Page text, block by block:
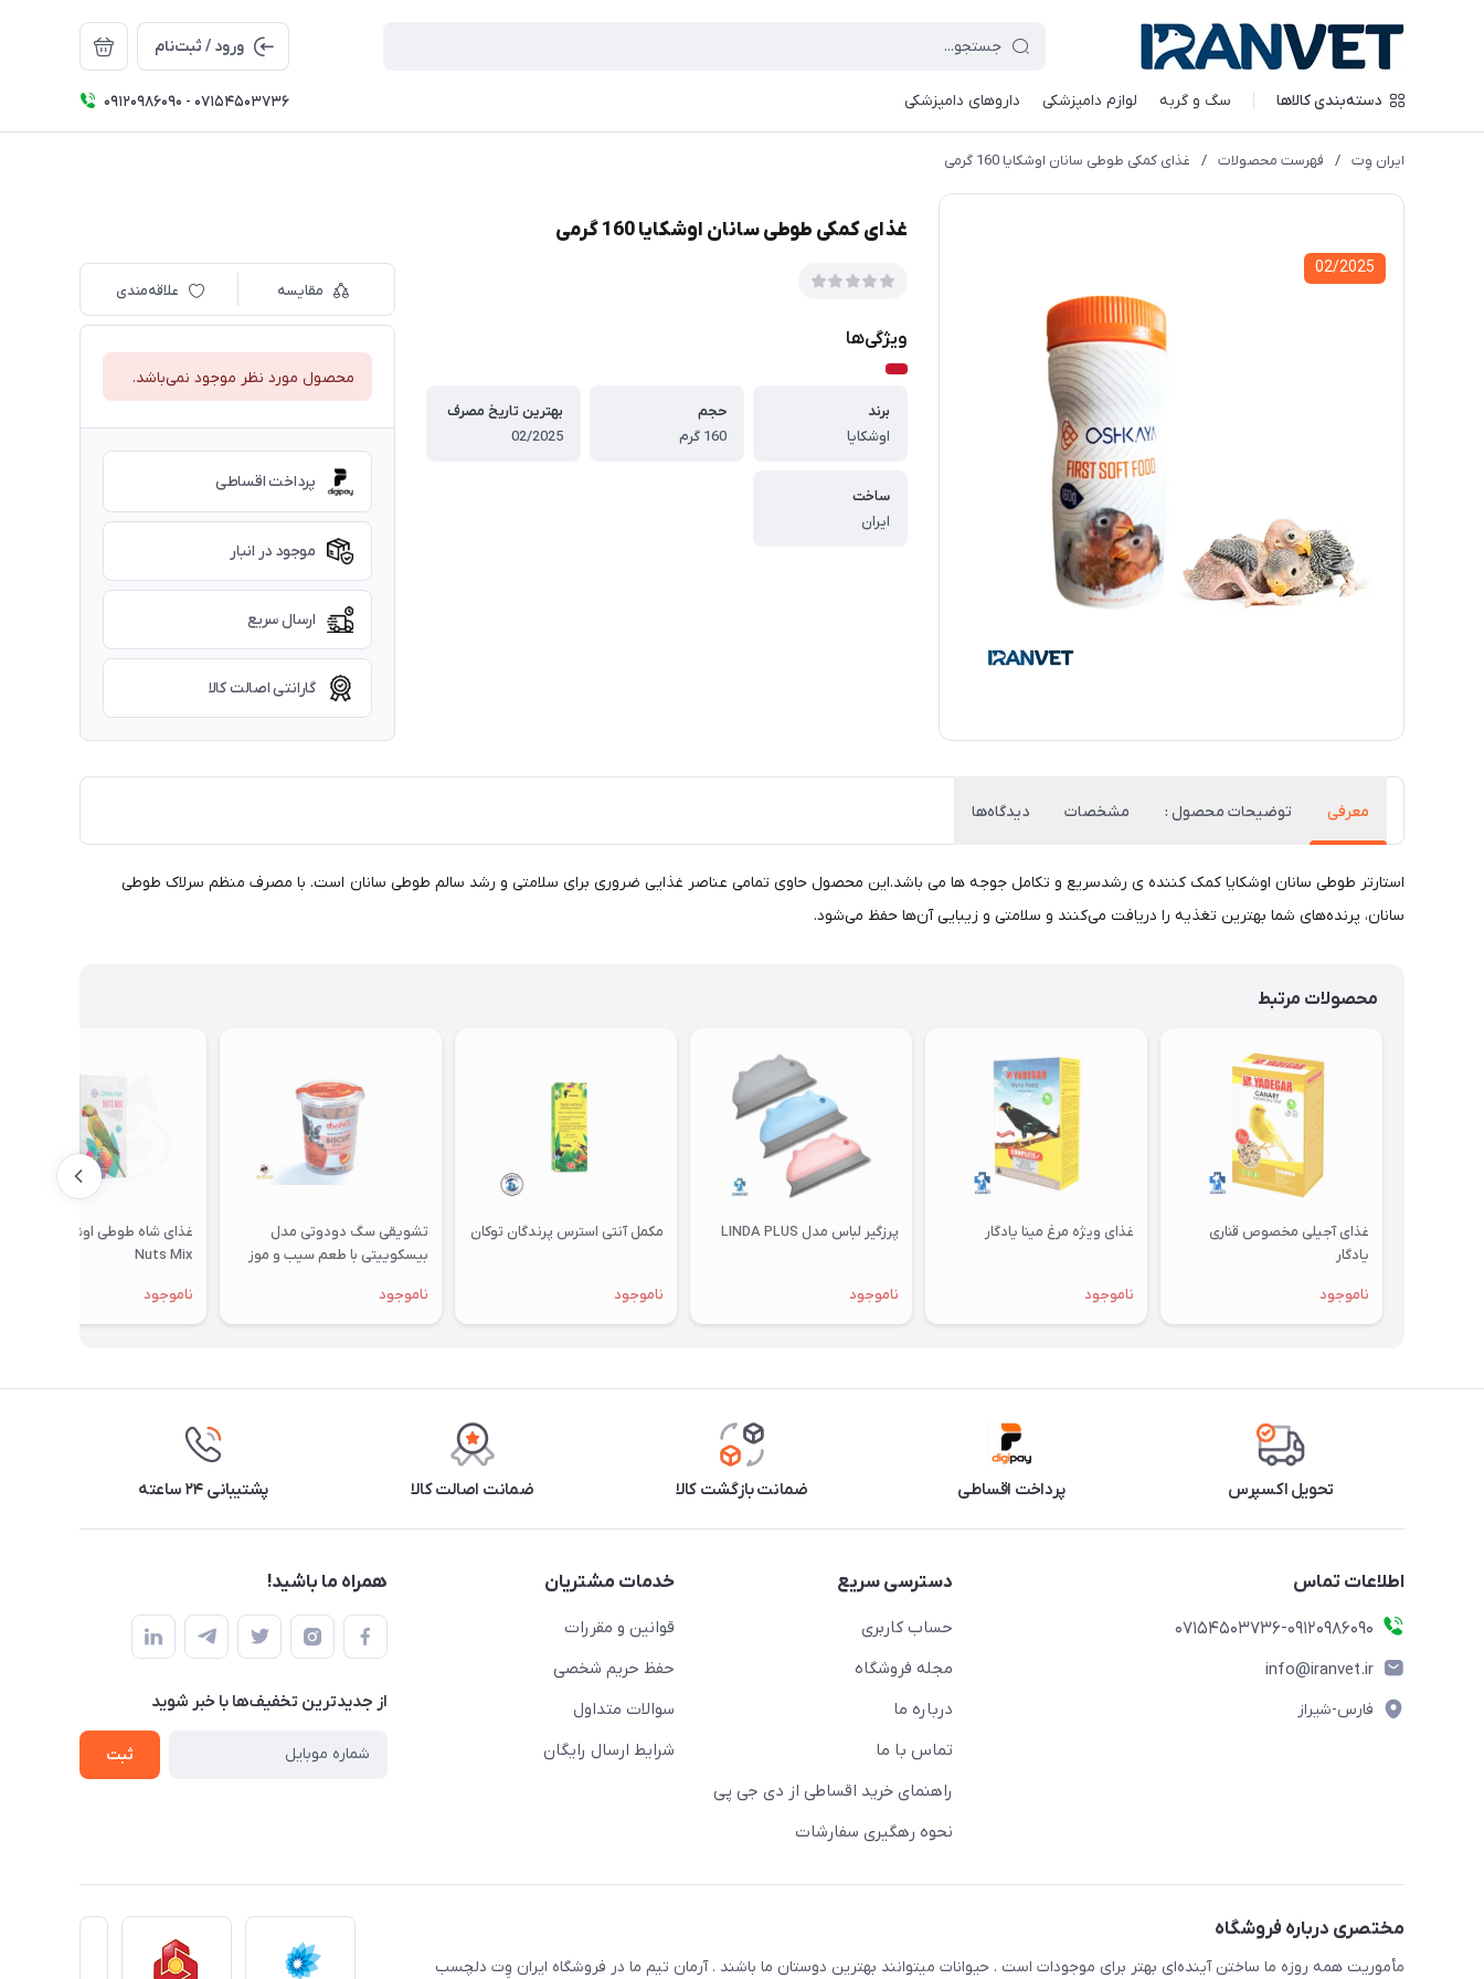
ورود / ثبت‌نام
دسته‌بندی کالاها سگ و گربه لوازم دامپزشکی داروهای دامپزشکی 09120986090 - 07154503736
ایران وِت / فهرست محصولات / غذای کمکی طوطی سانان اوشکایا 160 گرمی
02/2025
غذای کمکی طوطی سانان اوشکایا 160 گرمی
ویژگی‌ها
برند
اوشکایا
حجم
160 گرم
بهترین تاریخ مصرف
02/2025
ساخت
ایران
مقایسه علاقه‌مندی
محصول مورد نظر موجود نمی‌باشد.
پرداخت اقساطی
موجود در انبار
ارسال سریع
گارانتی اصالت کالا
معرفی توضیحات محصول : مشخصات دیدگاه‌ها
استارتر طوطی سانان اوشکایا کمک کننده ی رشدسریع و تکامل جوجه ها می باشد.این محصول حاوی تمامی عناصر غذایی ضروری برای سلامتی و رشد سالم طوطی سانان است. با مصرف منظم سرلاک طوطی
سانان، پرنده‌های شما بهترین تغذیه را دریافت می‌کنند و سلامتی و زیبایی آن‌ها حفظ می‌شود.
محصولات مرتبط
غذای آجیلی مخصوص قناری
یادگار
ناموجود
غذای ویژه مرغ مینا یادگار
ناموجود
پرزگیر لباس مدل LINDA PLUS
ناموجود
مکمل آنتی استرس پرندگان توکان
ناموجود
تشویقی سگ دودوتی مدل
بیسکوییتی با طعم سیب و موز
ناموجود
غذای شاه طوطی اوشکایا مدل
Nuts Mix
ناموجود
تحویل اکسپرس پرداخت اقساطی ضمانت بازگشت کالا ضمانت اصالت کالا پشتیبانی ۲۴ ساعته
اطلاعات تماس
07154503736-09120986090
info@iranvet.ir
فارس-شیراز
دسترسی سریع
حساب کاربری
مجله فروشگاه
درباره ما
تماس با ما
راهنمای خرید اقساطی از دی جی پی
نحوه رهگیری سفارشات
خدمات مشتریان
قوانین و مقررات
حفظ حریم شخصی
سوالات متداول
شرایط ارسال رایگان
همراه ما باشید!
از جدید‌ترین تخفیف‌ها با‌ خبر شوید
ثبت
مختصری درباره فروشگاه
مأموریت همه روزه ما ساختن آینده‌ای بهتر برای موجودات است . حیوانات میتوانند بهترین دوستان ما باشند . آرمان تیم ما در فروشگاه ایران وِت دلچسب